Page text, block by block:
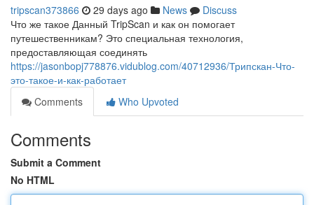
tripscan373866 29 days ago News
Discuss
Что же такое Данный TripScan и как он помогает
путешественникам? Это специальная технология,
предоставляющая соединять
https://jasonbopj778876.vidublog.com/40712936/Трипскан-Что-
это-такое-и-как-работает
Comments
Who Upvoted
Comments
Submit a Comment
No HTML